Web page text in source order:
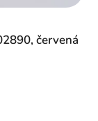
červená